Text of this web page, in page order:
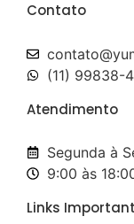
Contato
(11) 99838-
Atendimento
Segunda à
9:00 às
Links